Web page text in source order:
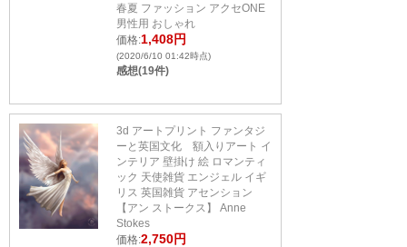
春夏 ファッション アクセONE
男性用 おしゃれ
価格:1,408円
(2020/6/10 01:42時点)
感想(19件)
3d アートプリント ファンタジ
ーと英国文化 額入りアート イ
ンテリア 壁掛け 絵 ロマンティ
ック 天使雑貨 エンジェル イギ
リス 英国雑貨 アセンション
【アン ストークス】 Anne
Stokes
価格:2,750円